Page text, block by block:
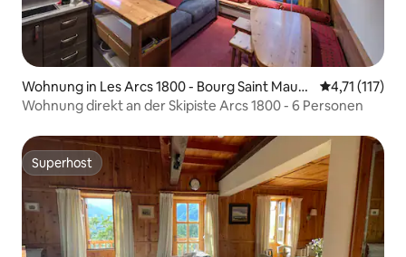
Wohnung in Les Arcs 1800 - Bourg Saint Mauri
ce- lieu dit Charmettoger
4,71 (117)
Wohnung direkt an der Skipiste Arcs 1800 - 6 Personen
Superhost
Superhost